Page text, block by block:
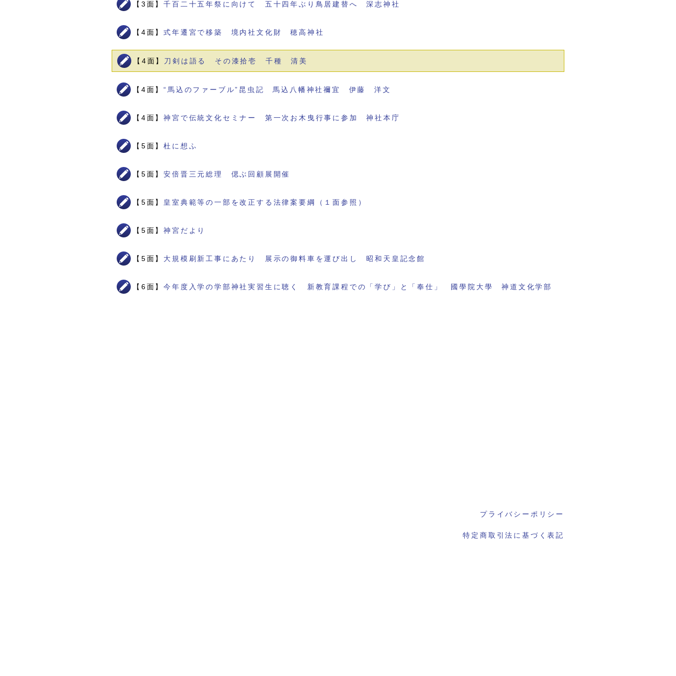
【3面】千百二十五年祭に向けて 五十四年ぶり鳥居建替へ 深志神社
【4面】式年遷宮で移築 境内社文化財 穂高神社
【4面】 刀剣は語る その漆拾壱 千種 清美
【4面】“馬込のファーブル”昆虫記 馬込八幡神社禰宜 伊藤 洋文
【4面】神宮で伝統文化セミナー 第一次お木曳行事に参加 神社本庁
【5面】杜に想ふ
【5面】安倍晋三元総理 偲ぶ回顧展開催
【5面】 皇室典範等の一部を改正する法律案要綱（１面参照）
【5面】神宮だより
【5面】 大規模刷新工事にあたり 展示の御料車を運び出し 昭和天皇記念館
【6面】今年度入学の学部神社実習生に聴く 新教育課程での「学び」と「奉仕」 國學院大學 神道文化学部
プライバシーポリシー
特定商取引法に基づく表記